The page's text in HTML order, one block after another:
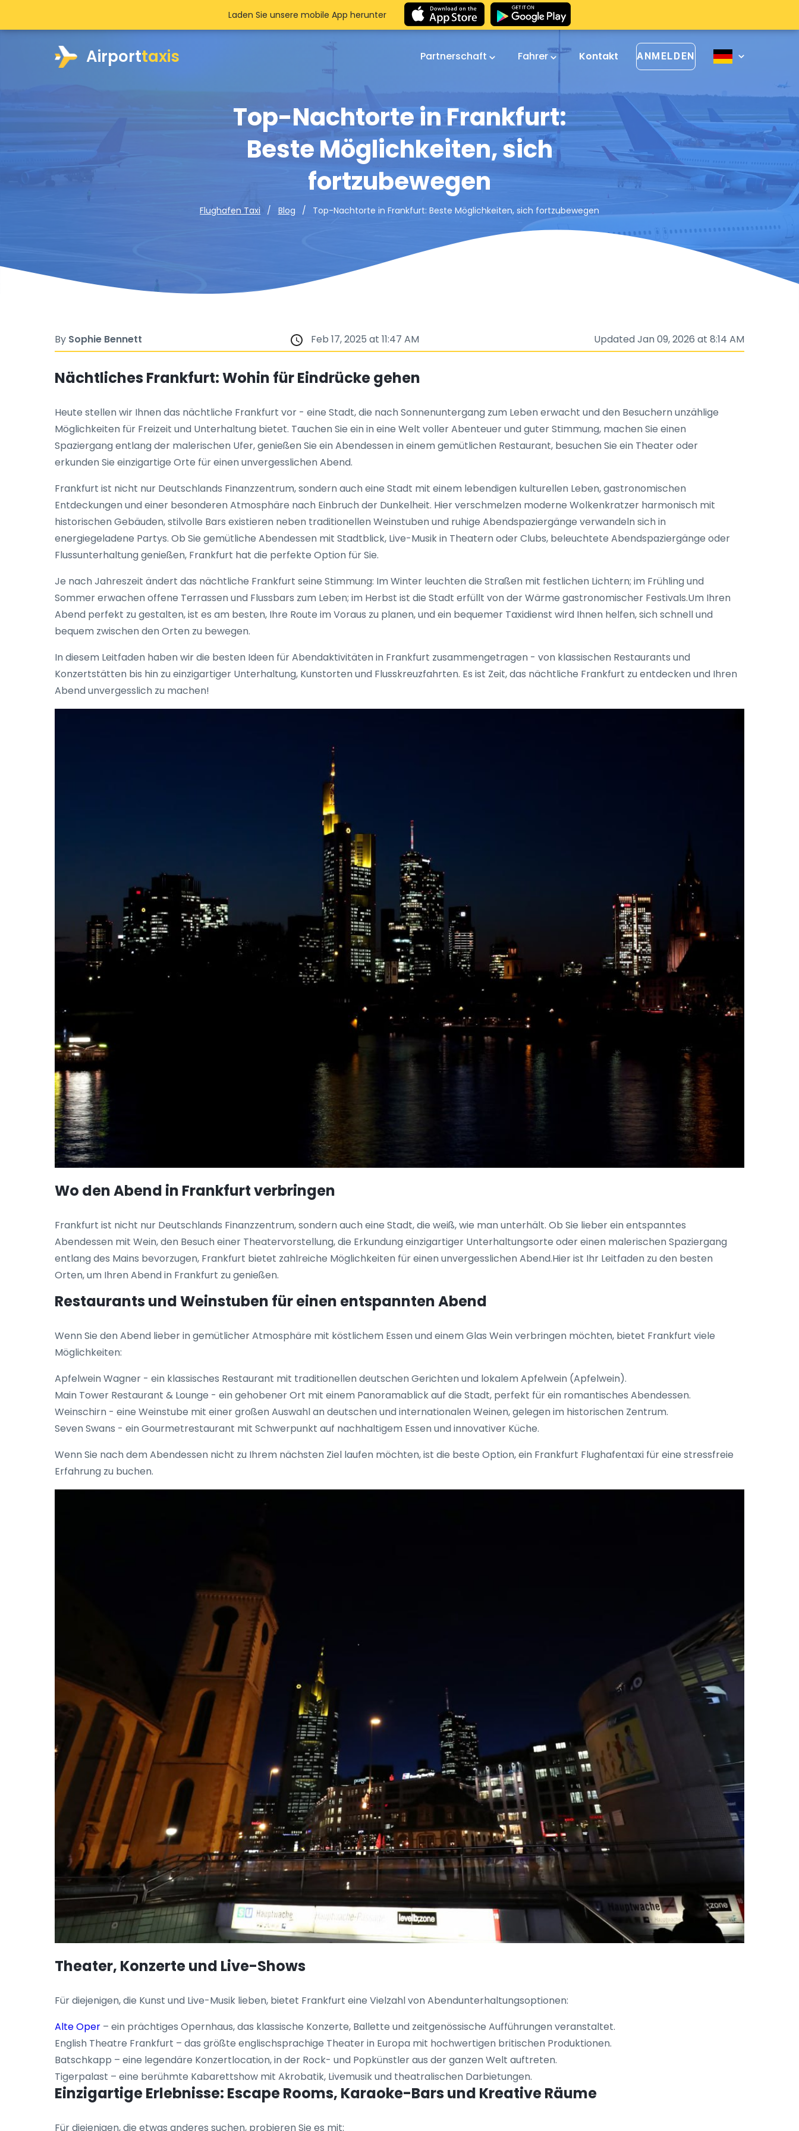
Airporttaxis Partnerschaft Fahrer Kontakt ANMELDEN
Top-Nachtorte in Frankfurt:
Beste Möglichkeiten, sich
fortzubewegen
Flughafen Taxi Blog Top-Nachtorte in Frankfurt: Beste Möglichkeiten, sich fortzubewegen
Laden Sie unsere mobile App herunter
By Sophie Bennett Feb 17, 2025 at 11:47 AM Updated Jan 09, 2026 at 8:14 AM
Nächtliches Frankfurt: Wohin für Eindrücke gehen
Heute stellen wir Ihnen das nächtliche Frankfurt vor - eine Stadt, die nach Sonnenuntergang zum Leben erwacht und den Besuchern unzählige
Möglichkeiten für Freizeit und Unterhaltung bietet. Tauchen Sie ein in eine Welt voller Abenteuer und guter Stimmung, machen Sie einen
Spaziergang entlang der malerischen Ufer, genießen Sie ein Abendessen in einem gemütlichen Restaurant, besuchen Sie ein Theater oder
erkunden Sie einzigartige Orte für einen unvergesslichen Abend.
Frankfurt ist nicht nur Deutschlands Finanzzentrum, sondern auch eine Stadt mit einem lebendigen kulturellen Leben, gastronomischen
Entdeckungen und einer besonderen Atmosphäre nach Einbruch der Dunkelheit. Hier verschmelzen moderne Wolkenkratzer harmonisch mit
historischen Gebäuden, stilvolle Bars existieren neben traditionellen Weinstuben und ruhige Abendspaziergänge verwandeln sich in
energiegeladene Partys. Ob Sie gemütliche Abendessen mit Stadtblick, Live-Musik in Theatern oder Clubs, beleuchtete Abendspaziergänge oder
Flussunterhaltung genießen, Frankfurt hat die perfekte Option für Sie.
Je nach Jahreszeit ändert das nächtliche Frankfurt seine Stimmung: Im Winter leuchten die Straßen mit festlichen Lichtern; im Frühling und
Sommer erwachen offene Terrassen und Flussbars zum Leben; im Herbst ist die Stadt erfüllt von der Wärme gastronomischer Festivals.Um Ihren
Abend perfekt zu gestalten, ist es am besten, Ihre Route im Voraus zu planen, und ein bequemer Taxidienst wird Ihnen helfen, sich schnell und
bequem zwischen den Orten zu bewegen.
In diesem Leitfaden haben wir die besten Ideen für Abendaktivitäten in Frankfurt zusammengetragen - von klassischen Restaurants und
Konzertstätten bis hin zu einzigartiger Unterhaltung, Kunstorten und Flusskreuzfahrten. Es ist Zeit, das nächtliche Frankfurt zu entdecken und Ihren
Abend unvergesslich zu machen!
Wo den Abend in Frankfurt verbringen
Frankfurt ist nicht nur Deutschlands Finanzzentrum, sondern auch eine Stadt, die weiß, wie man unterhält. Ob Sie lieber ein entspanntes
Abendessen mit Wein, den Besuch einer Theatervorstellung, die Erkundung einzigartiger Unterhaltungsorte oder einen malerischen Spaziergang
entlang des Mains bevorzugen, Frankfurt bietet zahlreiche Möglichkeiten für einen unvergesslichen Abend.Hier ist Ihr Leitfaden zu den besten
Orten, um Ihren Abend in Frankfurt zu genießen.
Restaurants und Weinstuben für einen entspannten Abend
Wenn Sie den Abend lieber in gemütlicher Atmosphäre mit köstlichem Essen und einem Glas Wein verbringen möchten, bietet Frankfurt viele
Möglichkeiten:
Apfelwein Wagner - ein klassisches Restaurant mit traditionellen deutschen Gerichten und lokalem Apfelwein (Apfelwein).
Main Tower Restaurant & Lounge - ein gehobener Ort mit einem Panoramablick auf die Stadt, perfekt für ein romantisches Abendessen.
Weinschirn - eine Weinstube mit einer großen Auswahl an deutschen und internationalen Weinen, gelegen im historischen Zentrum.
Seven Swans - ein Gourmetrestaurant mit Schwerpunkt auf nachhaltigem Essen und innovativer Küche.
Wenn Sie nach dem Abendessen nicht zu Ihrem nächsten Ziel laufen möchten, ist die beste Option, ein Frankfurt Flughafentaxi für eine stressfreie
Erfahrung zu buchen.
Theater, Konzerte und Live-Shows
Für diejenigen, die Kunst und Live-Musik lieben, bietet Frankfurt eine Vielzahl von Abendunterhaltungsoptionen:
Alte Oper – ein prächtiges Opernhaus, das klassische Konzerte, Ballette und zeitgenössische Aufführungen veranstaltet.
English Theatre Frankfurt – das größte englischsprachige Theater in Europa mit hochwertigen britischen Produktionen.
Batschkapp – eine legendäre Konzertlocation, in der Rock- und Popkünstler aus der ganzen Welt auftreten.
Tigerpalast – eine berühmte Kabarettshow mit Akrobatik, Livemusik und theatralischen Darbietungen.
Einzigartige Erlebnisse: Escape Rooms, Karaoke-Bars und Kreative Räume
Für diejenigen, die etwas anderes suchen, probieren Sie es mit: